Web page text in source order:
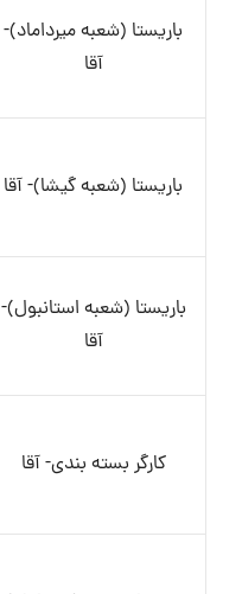
باریستا (شعبه میرداماد)-
آقا
باریستا (شعبه گیشا)- آقا
باریستا (شعبه استانبول)-
آقا
کارگر بسته بندی- آقا